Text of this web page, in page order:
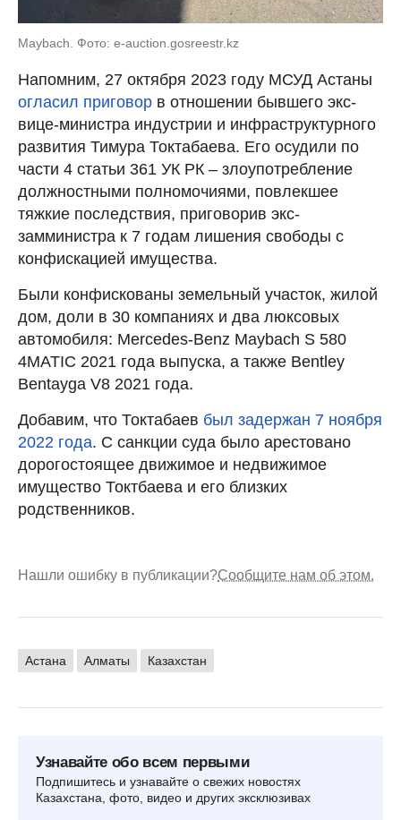
Maybaсh. Фото: e-auction.gosreestr.kz
Напомним, 27 октября 2023 году МСУД Астаны
огласил приговор в отношении бывшего экс-
вице-министра индустрии и инфраструктурного
развития Тимура Токтабаева. Его осудили по
части 4 статьи 361 УК РК – злоупотребление
должностными полномочиями, повлекшее
тяжкие последствия, приговорив экс-
замминистра к 7 годам лишения свободы с
конфискацией имущества.
Были конфискованы земельный участок, жилой
дом, доли в 30 компаниях и два люксовых
автомобиля: Mercedes-Benz Maybach S 580
4MATIC 2021 года выпуска, а также Bentley
Bentayga V8 2021 года.
Добавим, что Токтабаев был задержан 7 ноября
2022 года. С санкции суда было арестовано
дорогостоящее движимое и недвижимое
имущество Токтбаева и его близких
родственников.
Нашли ошибку в публикации?Сообщите нам об этом.
Астана Алматы Казахстан
Узнавайте обо всем первыми
Подпишитесь и узнавайте о свежих новостях
Казахстана, фото, видео и других эксклюзивах